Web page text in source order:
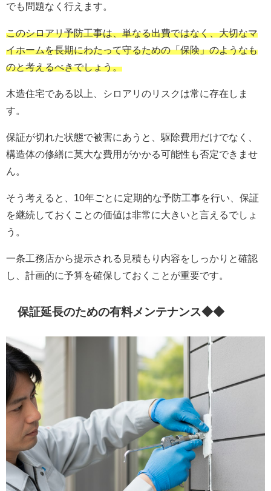
でも問題なく行えます。
このシロアリ予防工事は、単なる出費ではなく、大切なマ
イホームを長期にわたって守るための「保険」のようなも
のと考えるべきでしょう。
木造住宅である以上、シロアリのリスクは常に存在しま
す。
保証が切れた状態で被害にあうと、駆除費用だけでなく、
構造体の修繕に莫大な費用がかかる可能性も否定できませ
ん。
そう考えると、10年ごとに定期的な予防工事を行い、保証
を継続しておくことの価値は非常に大きいと言えるでしょ
う。
一条工務店から提示される見積もり内容をしっかりと確認
し、計画的に予算を確保しておくことが重要です。
保証延長のための有料メンテナンス◆◆